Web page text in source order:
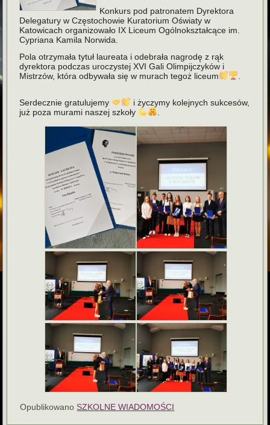
Konkurs pod patronatem Dyrektora
Delegatury w Częstochowie Kuratorium Oświaty w
Katowicach organizowało IX Liceum Ogólnokształcące im.
Cypriana Kamila Norwida.
Pola otrzymała tytuł laureata i odebrała nagrodę z rąk
dyrektora podczas uroczystej XVI Gali Olimpijczyków i
Mistrzów, która odbywała się w murach tegoż liceum
Serdecznie gratulujemy
i życzymy kolejnych sukcesów,
już poza murami naszej szkoły
Opublikowano SZKOLNE WIADOMOŚCI